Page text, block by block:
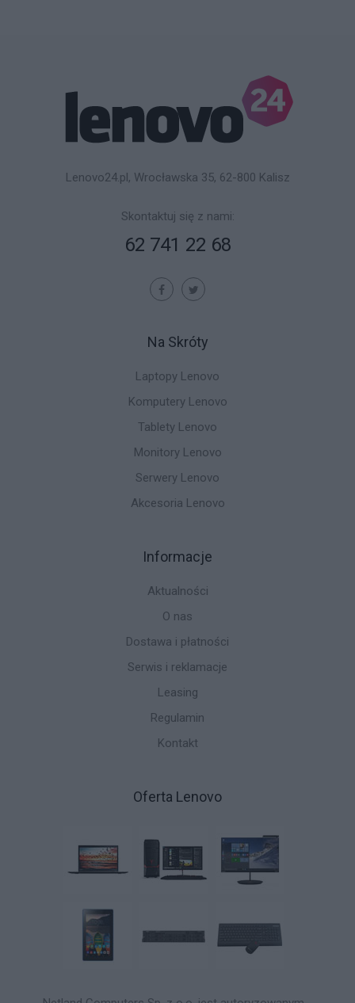
Lenovo24.pl, Wrocławska 35, 62-800 Kalisz
Skontaktuj się z nami:
62 741 22 68
Na Skróty
Laptopy Lenovo
Komputery Lenovo
Tablety Lenovo
Monitory Lenovo
Serwery Lenovo
Akcesoria Lenovo
Informacje
Aktualności
O nas
Dostawa i płatności
Serwis i reklamacje
Leasing
Regulamin
Kontakt
Oferta Lenovo